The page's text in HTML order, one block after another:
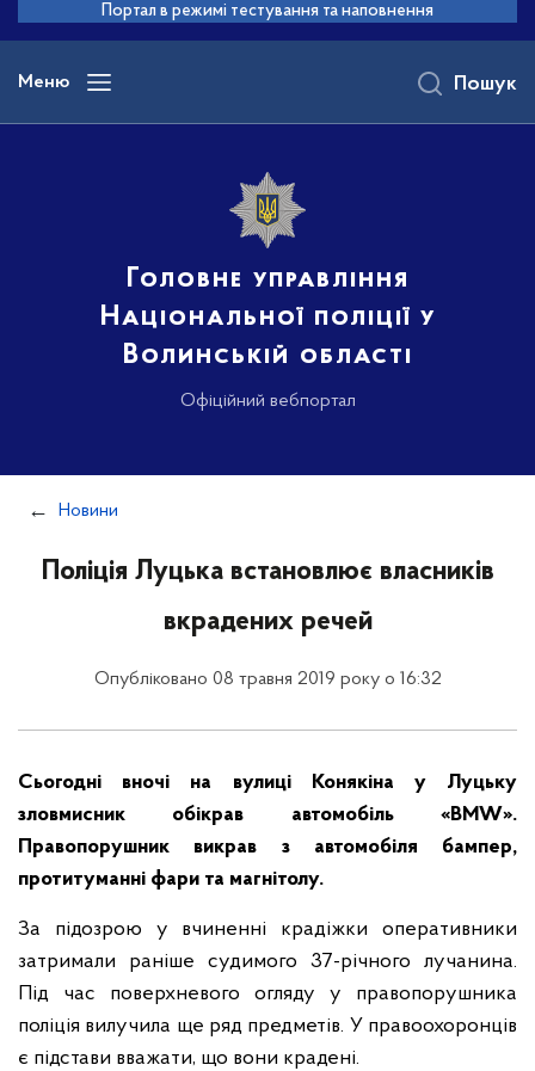
основного
вмісту
Портал в режимі тестування та наповнення
Меню
Головне управління
Національної поліції у
Волинській області
Офіційний вебпортал
Пошук
Новини
Поліція Луцька встановлює власників
вкрадених речей
Опубліковано 08 травня 2019 року о 16:32
Сьогодні вночі на вулиці Конякіна у Луцьку
зловмисник обікрав автомобіль «BMW».
Правопорушник викрав з автомобіля бампер,
протитуманні фари та магнітолу.
За підозрою у вчиненні крадіжки оперативники
затримали раніше судимого 37-річного лучанина.
Під час поверхневого огляду у правопорушника
поліція вилучила ще ряд предметів. У правоохоронців
є підстави вважати, що вони крадені.